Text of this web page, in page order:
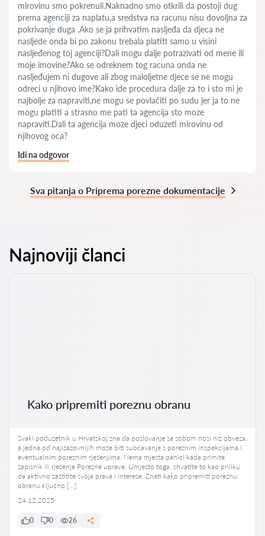
mirovinu smo pokrenuli.Naknadno smo otkrili da postoji dug
prema agenciji za naplatu,a sredstva na racunu nisu dovoljna za
pokrivanje duga .Ako se ja prihvatim nasljeđa da djeca ne
nasljede onda bi po zakonu trebala platiti samo u visini
nasljeđenog toj agenciji?Dali mogu dalje potrazivati od mene ili
moje imovine?Ako se odreknem tog racuna onda ne
nasljeđujem ni dugove ali zbog maloljetne djece se ne mogu
odreci u njihovo ime?Kako ide procedura dalje za to i sto mi je
najbolje za napraviti,ne mogu se povlačiti po sudu jer ja to ne
mogu platiti a strasno me pati ta agencija sto moze
napraviti.Dali ta agencija moze djeci oduzeti mirovinu od
njihovog oca?
Idi na odgovor
Sva pitanja o Priprema porezne dokumentacije
Najnoviji članci
Kako pripremiti poreznu obranu
Svaki poduzetnik u Hrvatskoj zna da poslovanje sa sobom nosi niz obveza,
a jedna od najizazovnijih može biti suočavanje s poreznim inspekcijama i
eventualnim poreznim rješenjima. Nema mjesta panici kada primite
zapisnik ili rješenje Porezne uprave. Umjesto toga, shvatite to kao priliku
da aktivno zaštitite svoja prava i interese. Znati kako pripremiti poreznu
obranu ključno […]
24.12.2025
0 0 26